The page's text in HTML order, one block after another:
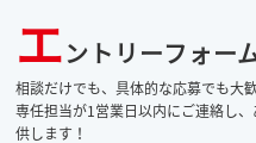
エントリーフォー
相談だけでも、具体的な応募でも大
専任担当が1営業日以内にご連絡し
供します！